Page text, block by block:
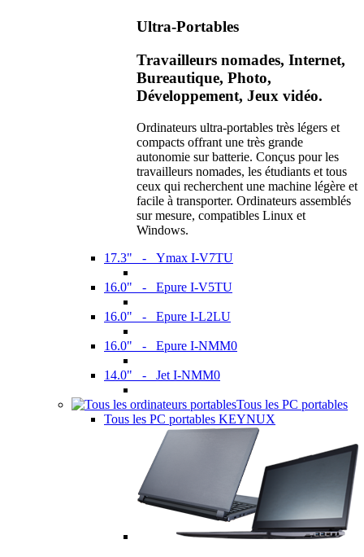
Ultra-Portables
Travailleurs nomades, Internet,
Bureautique, Photo,
Développement, Jeux vidéo.
Ordinateurs ultra-portables très légers et
compacts offrant une très grande
autonomie sur batterie. Conçus pour les
travailleurs nomades, les étudiants et tous
ceux qui recherchent une machine légère et
facile à transporter. Ordinateurs assemblés
sur mesure, compatibles Linux et
Windows.
17.3" - Ymax I-V7TU
16.0" - Epure I-V5TU
16.0" - Epure I-L2LU
16.0" - Epure I-NMM0
14.0" - Jet I-NMM0
Tous les PC portables
Tous les PC portables KEYNUX